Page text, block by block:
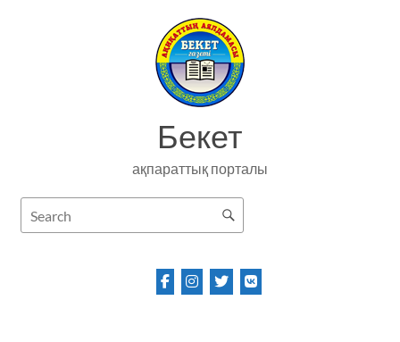
Бекет
ақпараттық порталы